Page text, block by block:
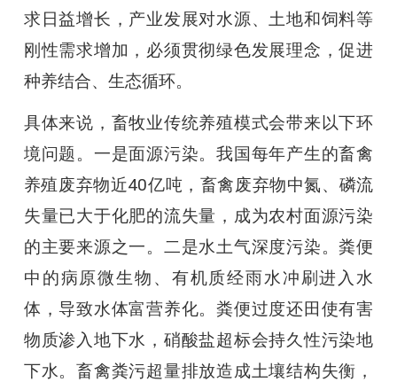
求日益增长，产业发展对水源、土地和饲料等
刚性需求增加，必须贯彻绿色发展理念，促进
种养结合、生态循环。
具体来说，畜牧业传统养殖模式会带来以下环
境问题。一是面源污染。我国每年产生的畜禽
养殖废弃物近40亿吨，畜禽废弃物中氮、磷流
失量已大于化肥的流失量，成为农村面源污染
的主要来源之一。二是水土气深度污染。粪便
中的病原微生物、有机质经雨水冲刷进入水
体，导致水体富营养化。粪便过度还田使有害
物质渗入地下水，硝酸盐超标会持久性污染地
下水。畜禽粪污超量排放造成土壤结构失衡，